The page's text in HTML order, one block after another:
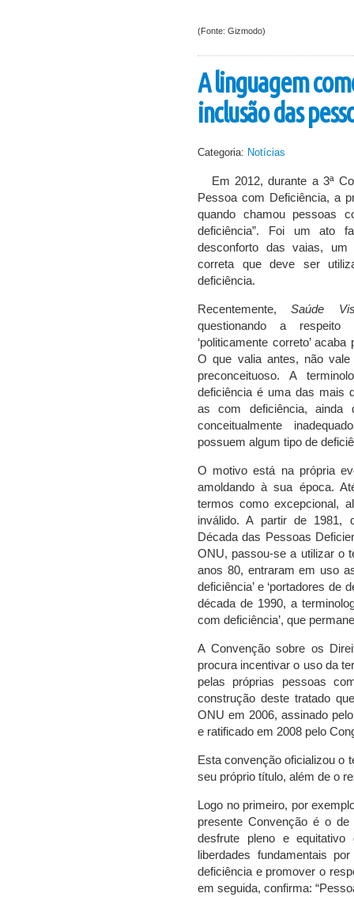
(Fonte: Gizmodo)
A linguagem
inclusão das
Categoria: Notícias
Em 2012, durante a 3ª
Pessoa com Deficiência, a
quando chamou pessoas
deficiência”. Foi um ato
desconforto das vaias, um
correta que deve ser
deficiência.
Recentemente,Saúde
questionando a
‘politicamente correto’
O que valia antes, não
preconceituoso. A
deficiência é uma das mais
as com deficiência, ainda
conceitualmente
possuem algum tipo de
O motivo está na própria
amoldando à sua época.
termos como excepcional,
inválido. A partir de 1981,
Década das Pessoas
ONU, passou-se a utilizar o
anos 80, entraram em uso
deficiência’ e ‘portadores de
década de 1990, a
com deficiência’, que
A Convenção sobre os
procura incentivar o uso da
pelas próprias pessoas
construção deste tratado
ONU em 2006, assinado
e ratificado em 2008 pelo
Esta convenção oficializou o
seu próprio título, além de o
Logo no primeiro, por
presente Convenção é o
desfrute pleno e
liberdades fundamentais
deficiência e promover o
em seguida, confirma: